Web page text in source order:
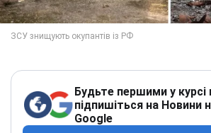
Будьте першими у
підпишіться на Новини
Google